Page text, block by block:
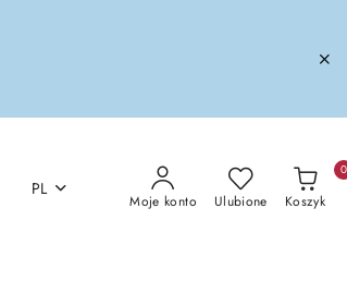
PL
Moje konto Ulubione Koszyk
0